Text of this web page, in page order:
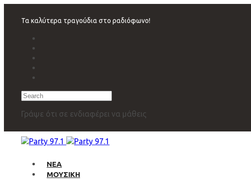
navigation
Τα καλύτερα τραγούδια στο ραδιόφωνο!
Search
Γράψε ότι σε ενδιαφέρει να μάθεις
ΝΕΑ
ΜΟΥΣΙΚΗ